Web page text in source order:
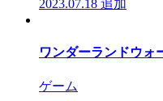
2023.07.18 追加
ワンダーランドウォ
ゲーム